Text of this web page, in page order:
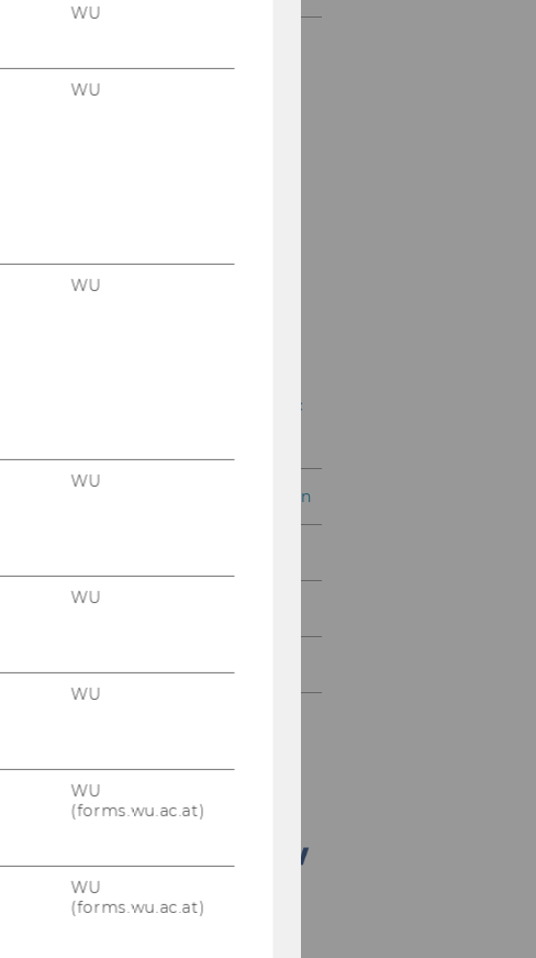
Unternehmenssteuerrec
Internationale Konferenzen
IFA
WU
WU
WU
WU
WU
WU
WU
(forms.wu.ac.at)
WU
(forms.wu.ac.at)